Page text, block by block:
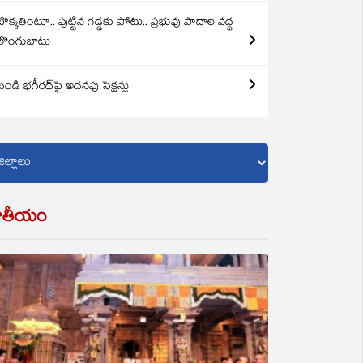
పుట్టిన గడ్డకు పోటు.. ప్రభువు పాదాల వద్ద
భగీరథ్‌పై అదనపు సెక్షన్లు